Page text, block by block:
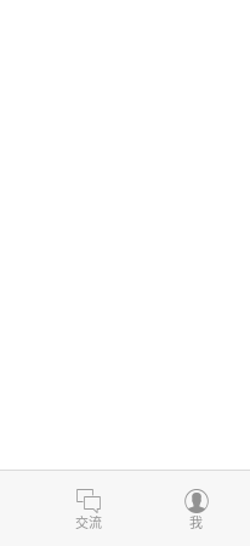
交流 我